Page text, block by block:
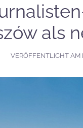
als
VERÖFFENTLICHT AM